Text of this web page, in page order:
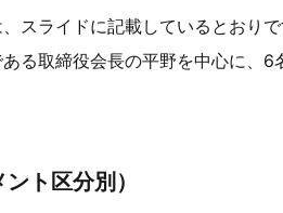
スライドに記載しているとおり
る取締役会長の平野を中心に、6
ト区分別）